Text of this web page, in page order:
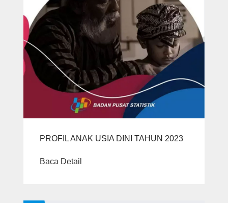
PROFIL ANAK USIA DINI TAHUN 2023
Baca Detail